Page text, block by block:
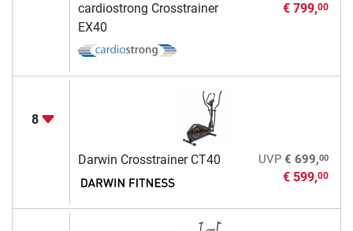
cardiostrong Crosstrainer
EX40
€ 799,00
8
Darwin Crosstrainer CT40 UVP € 699,00
€ 599,00